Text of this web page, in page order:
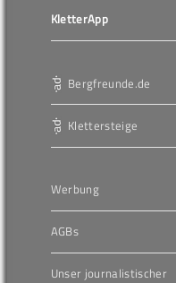
KletterApp
Bergfreunde.de
Klettersteige
Werbung
AGBs
Unser journalistischer